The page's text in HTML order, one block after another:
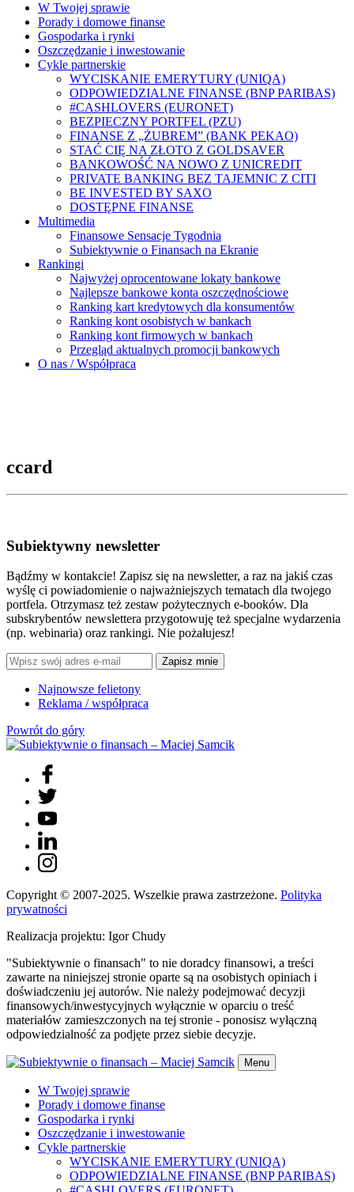
W Twojej sprawie
Porady i domowe finanse
Gospodarka i rynki
Oszczędzanie i inwestowanie
Cykle partnerskie
WYCISKANIE EMERYTURY (UNIQA)
ODPOWIEDZIALNE FINANSE (BNP PARIBAS)
#CASHLOVERS (EURONET)
BEZPIECZNY PORTFEL (PZU)
FINANSE Z „ŻUBREM” (BANK PEKAO)
STAĆ CIĘ NA ZŁOTO Z GOLDSAVER
BANKOWOŚĆ NA NOWO Z UNICREDIT
PRIVATE BANKING BEZ TAJEMNIC Z CITI
BE INVESTED BY SAXO
DOSTĘPNE FINANSE
Multimedia
Finansowe Sensacje Tygodnia
Subiektywnie o Finansach na Ekranie
Rankingi
Najwyżej oprocentowane lokaty bankowe
Najlepsze bankowe konta oszczędnościowe
Ranking kart kredytowych dla konsumentów
Ranking kont osobistych w bankach
Ranking kont firmowych w bankach
Przegląd aktualnych promocji bankowych
O nas / Współpraca
ccard
Subiektywny newsletter
Bądźmy w kontakcie! Zapisz się na newsletter, a raz na jakiś czas
wyślę ci powiadomienie o najważniejszych tematach dla twojego
portfela. Otrzymasz też zestaw pożytecznych e-booków. Dla
subskrybentów newslettera przygotowuję też specjalne wydarzenia
(np. webinaria) oraz rankingi. Nie pożałujesz!
Zapisz mnie
Najnowsze felietony
Reklama / współpraca
Powrót do góry
Copyright © 2007-2025. Wszelkie prawa zastrzeżone. Polityka
prywatności
Realizacja projektu: Igor Chudy
"Subiektywnie o finansach" to nie doradcy finansowi, a treści
zawarte na niniejszej stronie oparte są na osobistych opiniach i
doświadczeniu jej autorów. Nie należy podejmować decyzji
finansowych/inwestycyjnych wyłącznie w oparciu o treść
materiałów zamieszczonych na tej stronie - ponosisz wyłączną
odpowiedzialność za podjęte przez siebie decyzje.
Menu
W Twojej sprawie
Porady i domowe finanse
Gospodarka i rynki
Oszczędzanie i inwestowanie
Cykle partnerskie
WYCISKANIE EMERYTURY (UNIQA)
ODPOWIEDZIALNE FINANSE (BNP PARIBAS)